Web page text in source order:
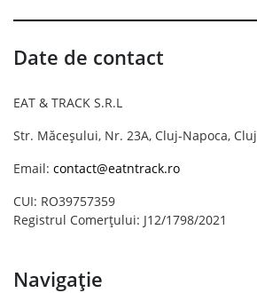
Date de contact
EAT & TRACK S.R.L
Str. Măceșului, Nr. 23A, Cluj-Napoca, Cluj
Email: contact@eatntrack.ro
CUI: RO39757359
Registrul Comerțului: J12/1798/2021
Navigație